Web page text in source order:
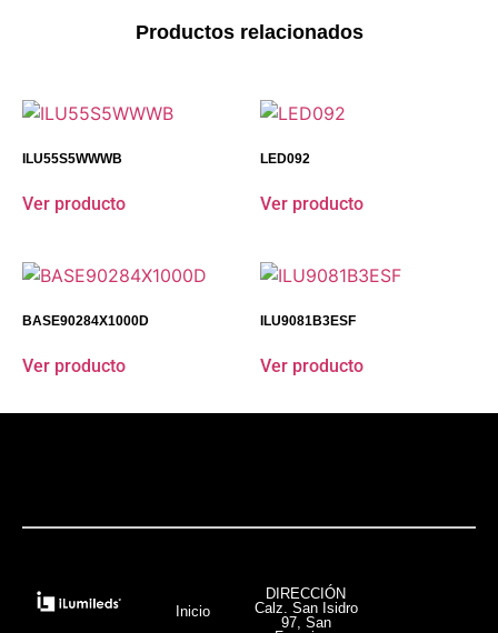
Productos relacionados
ILU55S5WWWB
Ver producto
LED092
Ver producto
BASE90284X1000D
Ver producto
ILU9081B3ESF
Ver producto
Inicio
DIRECCIÓN
Calz. San Isidro
97, San